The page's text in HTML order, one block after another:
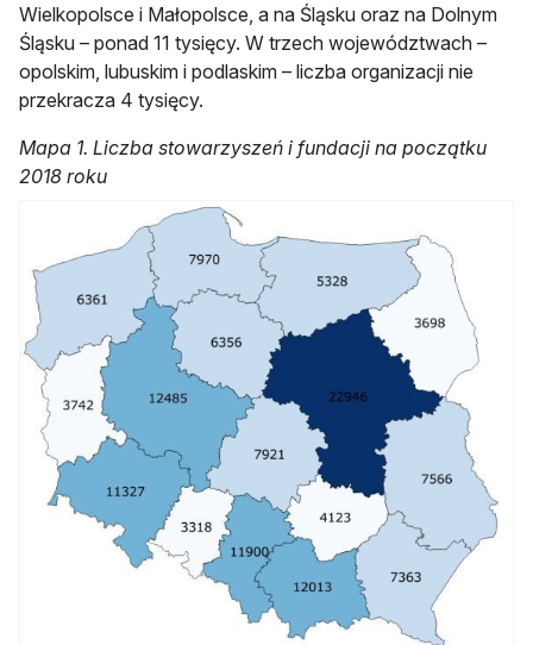
Wielkopolsce i Małopolsce, a na Śląsku oraz na Dolnym
Śląsku – ponad 11 tysięcy. W trzech województwach –
opolskim, lubuskim i podlaskim – liczba organizacji nie
przekracza 4 tysięcy.
Mapa 1. Liczba stowarzyszeń i fundacji na początku
2018 roku